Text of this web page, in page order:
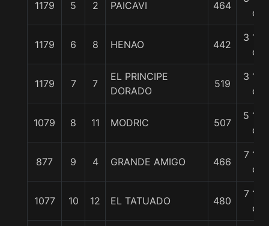
1179 5 2 PAICAVI 464
c
1179 6 8 HENAO 442
3 1/4
c
1179 7 7
EL PRINCIPE
DORADO
519
3 1/4
c
1079 8 11 MODRIC 507
5 1/2
c
877 9 4 GRANDE AMIGO 466
7 1/4
c
1077 10 12 EL TATUADO 480
7 1/4
c